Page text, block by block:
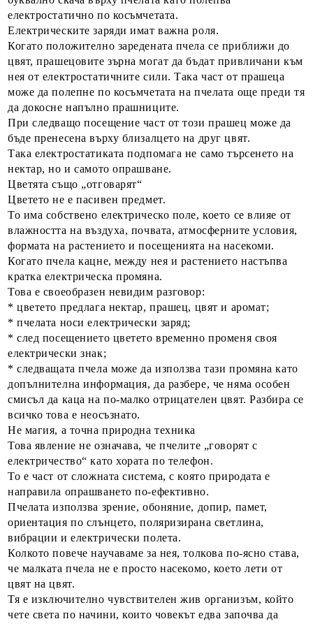
електростатично по косъмчетата.
Електрическите заряди имат важна роля.
Когато положително заредената пчела се приближи до
цвят, прашецовите зърна могат да бъдат привличани към
нея от електростатичните сили. Така част от прашеца
може да полепне по косъмчетата на пчелата още преди тя
да докосне напълно прашниците.
При следващо посещение част от този прашец може да
бъде пренесена върху близалцето на друг цвят.
Така електростатиката подпомага не само търсенето на
нектар, но и самото опрашване.
Цветята също „отговарят“
Цветето не е пасивен предмет.
То има собствено електрическо поле, което се влияе от
влажността на въздуха, почвата, атмосферните условия,
формата на растението и посещенията на насекоми.
Когато пчела кацне, между нея и растението настъпва
кратка електрическа промяна.
Това е своеобразен невидим разговор:
* цветето предлага нектар, прашец, цвят и аромат;
* пчелата носи електрически заряд;
* след посещението цветето временно променя своя
електрически знак;
* следващата пчела може да използва тази промяна като
допълнителна информация, да разбере, че няма особен
смисъл да каца на по-малко отрицателен цвят. Разбира се
всичко това е неосъзнато.
Не магия, а точна природна техника
Това явление не означава, че пчелите „говорят с
електричество“ като хората по телефон.
То е част от сложната система, с която природата е
направила опрашването по-ефективно.
Пчелата използва зрение, обоняние, допир, памет,
ориентация по слънцето, поляризирана светлина,
вибрации и електрически полета.
Колкото повече научаваме за нея, толкова по-ясно става,
че малката пчела не е просто насекомо, което лети от
цвят на цвят.
Тя е изключително чувствителен жив организъм, който
чете света по начини, които човекът едва започва да